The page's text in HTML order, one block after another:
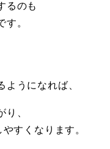
るのも
す。
ようになれば、
り、
すくなります。